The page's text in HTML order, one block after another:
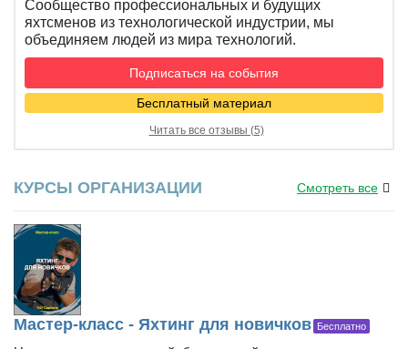
Сообщество профессиональных и будущих
яхтсменов из технологической индустрии, мы
объединяем людей из мира технологий.
Подписаться на события
Бесплатный материал
Читать все отзывы (5)
КУРСЫ ОРГАНИЗАЦИИ Смотреть все
Мастер-класс - Яхтинг для новичков Бесплатно